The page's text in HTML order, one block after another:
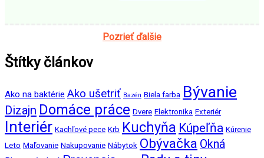
Pozrieť ďalšie
Štítky článkov
Ako na baktérie Ako ušetriť Bazén Biela farba Bývanie
Dizajn Domáce práce Dvere Elektronika Exteriér
Interiér Kachľové pece Krb Kuchyňa Kúpeľňa Kúrenie
Leto Maľovanie Nakupovanie Nábytok Obývačka Okná